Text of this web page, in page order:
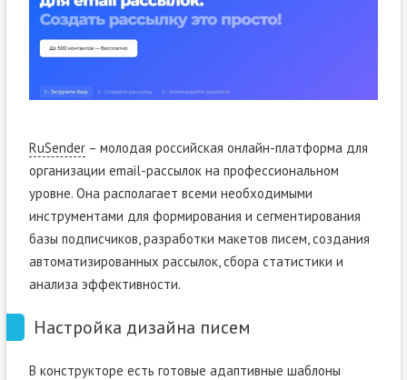
RuSender– молодая российская онлайн-платформа для
организации email-рассылок на профессиональном
уровне. Она располагает всеми необходимыми
инструментами для формирования и сегментирования
базы подписчиков, разработки макетов писем, создания
автоматизированных рассылок, сбора статистики и
анализа эффективности.
Настройка дизайна писем
В конструкторе есть готовые адаптивные шаблоны